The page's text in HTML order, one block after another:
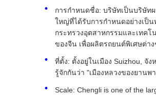
การกําหนดชื่อ: บริษัทเป็นบริษัท
ใหญ่ที่ได้รับการกําหนดอย่างเป็น
กระทรวงอุตสาหกรรมและเทคโ
ของจีน เพื่อผลิตรถยนต์พิเศษต่าง
ที่ตั้ง: ตั้งอยู่ในเมือง Suizhou, จัง
รู้จักกันว่า "เมืองหลวงของยานพ
Scale: Chengli is one of the